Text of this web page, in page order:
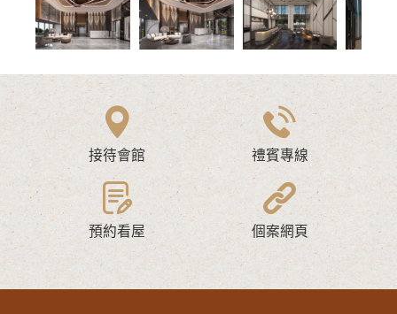
接待會館 禮賓專線
預約看屋 個案網頁